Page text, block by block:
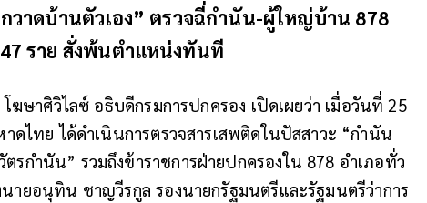
วาดบ้านตัวเอง” ตรวจฉี่กำนัน-ผู้ใหญ่บ้าน 878
ราย สั่งพ้นตำแหน่งทันที
ษาศิวิไลซ์ อธิบดีกรมการปกครอง เปิดเผยว่า เมื่อวันที่ 25
ดไทย ได้ดำเนินการตรวจสารเสพติดในปัสสาวะ “กำนัน
กำนัน” รวมถึงข้าราชการฝ่ายปกครองใน 878 อำเภอทั่ว
ายอนุทิน ชาญวีรกูล รองนายกรัฐมนตรีและรัฐมนตรีว่าการ